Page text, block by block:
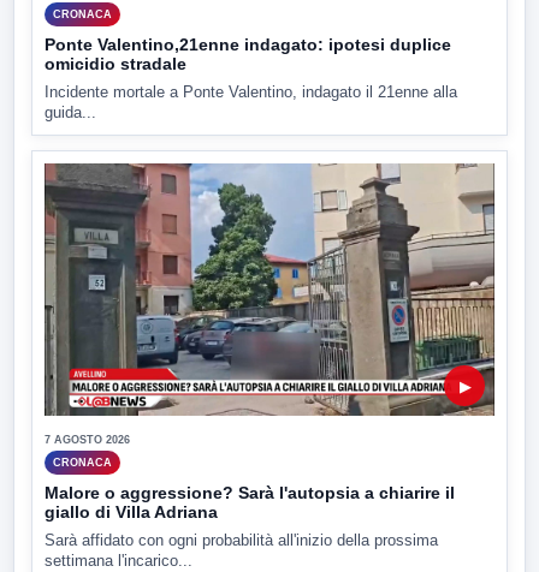
CRONACA
Ponte Valentino,21enne indagato: ipotesi duplice
omicidio stradale
Incidente mortale a Ponte Valentino, indagato il 21enne alla
guida...
▶
7 AGOSTO 2026
CRONACA
Malore o aggressione? Sarà l'autopsia a chiarire il
giallo di Villa Adriana
Sarà affidato con ogni probabilità all'inizio della prossima
settimana l'incarico...